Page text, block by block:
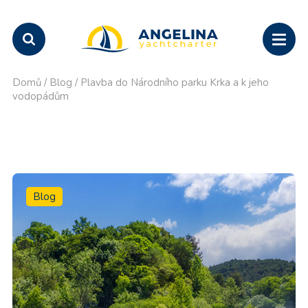
Domů / Blog / Plavba do Národního parku Krka a k jeho
vodopádům
Blog